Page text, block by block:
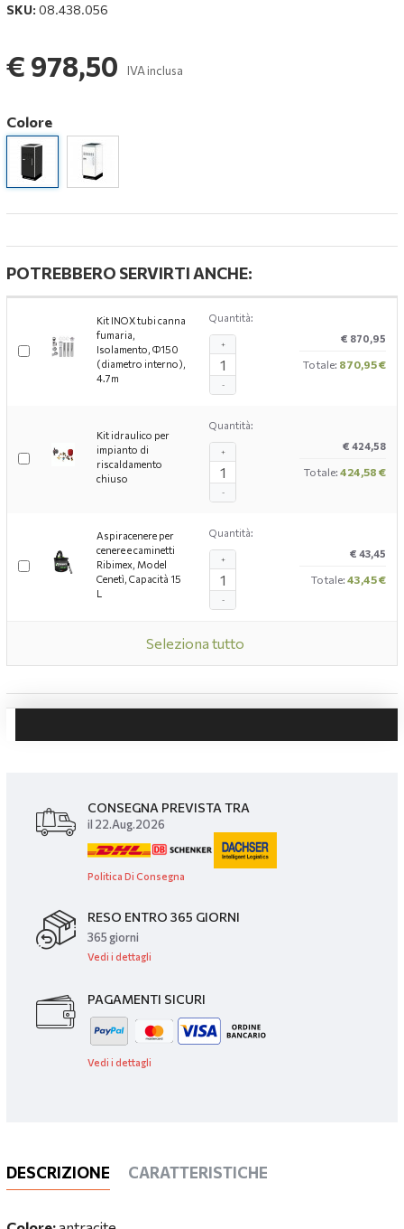
SKU: 08.438.056
€ 978,50 IVA inclusa
Colore
POTREBBERO SERVIRTI ANCHE:
Kit INOX tubi canna
fumaria,
Isolamento, Ф150
(diametro interno),
4.7m
Quantità:
-
+ € 870,95
Totale: 870,95 €
Kit idraulico per
impianto di
riscaldamento
chiuso
Quantità:
-
+ € 424,58
Totale: 424,58 €
Aspiracenere per
cenere e caminetti
Ribimex, Model
Cenetì, Capacità 15
L
Quantità:
-
+ € 43,45
Totale: 43,45 €
Seleziona tutto
CONSEGNA PREVISTA TRA
il 22.Aug.2026
Politica Di Consegna
RESO ENTRO 365 GIORNI
365 giorni
Vedi i dettagli
PAGAMENTI SICURI
Vedi i dettagli
DESCRIZIONE CARATTERISTICHE